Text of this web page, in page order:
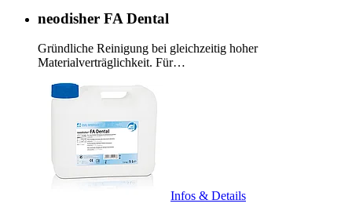
neodisher FA Dental
Gründliche Reinigung bei gleichzeitig hoher
Materialverträglichkeit. Für…
Infos & Details